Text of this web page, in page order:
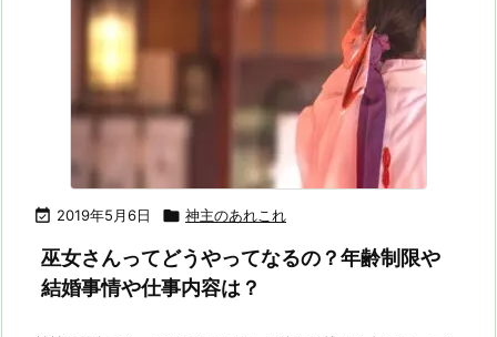
 2019年5月6日  神主のあれこれ
巫女さんってどうやってなるの？年齢制限や
結婚事情や仕事内容は？